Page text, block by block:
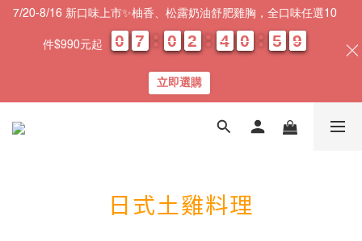
日式土雞料理
7/20-8/16 新口味上市✨柚香、松露奶油舒肥雞胸，全口味任選10
件$990元起 0
0
0
0 7
7
7
7 0
0
0
0 2
2
2
2 4
4
4
4 0
0
0
0 5
5
5
5 0
0
9
9
8
立即選購